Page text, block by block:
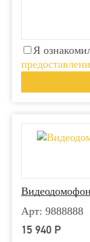
Я
Арт: 9888888
15 940 Р